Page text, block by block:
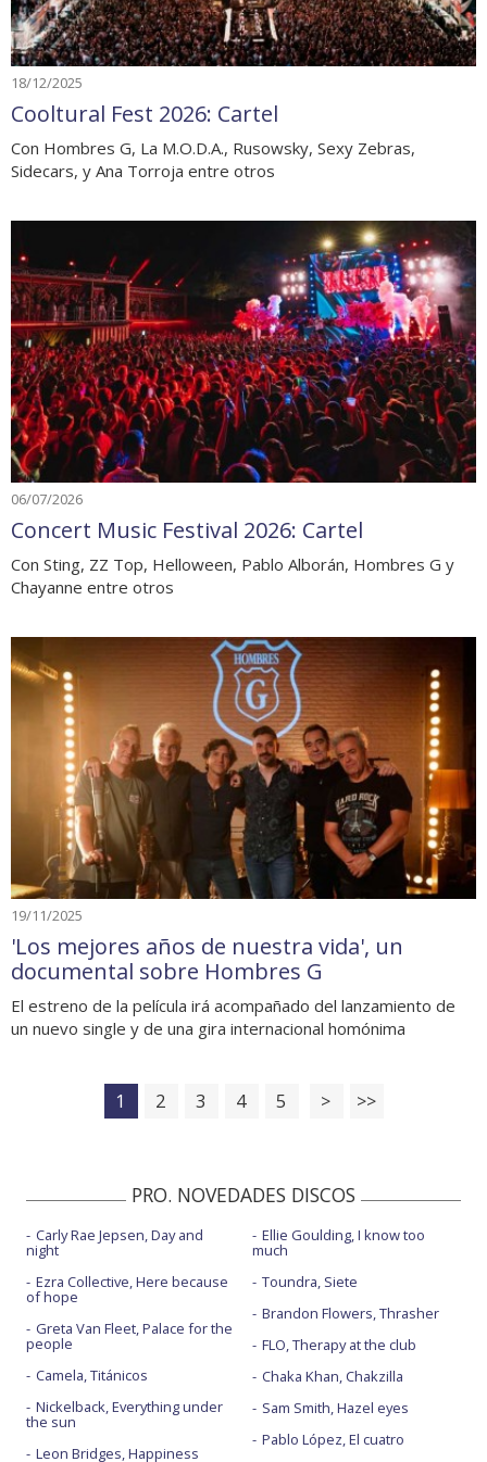
18/12/2025
Cooltural Fest 2026: Cartel
Con Hombres G, La M.O.D.A., Rusowsky, Sexy Zebras,
Sidecars, y Ana Torroja entre otros
06/07/2026
Concert Music Festival 2026: Cartel
Con Sting, ZZ Top, Helloween, Pablo Alborán, Hombres G y
Chayanne entre otros
19/11/2025
'Los mejores años de nuestra vida', un
documental sobre Hombres G
El estreno de la película irá acompañado del lanzamiento de
un nuevo single y de una gira internacional homónima
1 2 3 4 5 > >>
PRO. NOVEDADES DISCOS
Carly Rae Jepsen, Day and
night
Ezra Collective, Here because
of hope
Greta Van Fleet, Palace for the
people
Camela, Titánicos
Nickelback, Everything under
the sun
Leon Bridges, Happiness
Ellie Goulding, I know too
much
Toundra, Siete
Brandon Flowers, Thrasher
FLO, Therapy at the club
Chaka Khan, Chakzilla
Sam Smith, Hazel eyes
Pablo López, El cuatro